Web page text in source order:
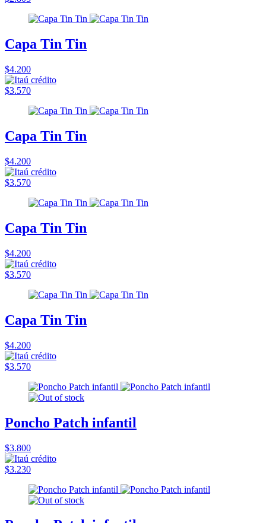
Capa Tin Tin
$4.200
$3.570
Capa Tin Tin
$4.200
$3.570
Capa Tin Tin
$4.200
$3.570
Capa Tin Tin
$4.200
$3.570
Poncho Patch infantil
$3.800
$3.230